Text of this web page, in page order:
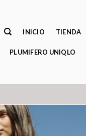
INICIO TIENDA
PLUMIFERO UNIQLO